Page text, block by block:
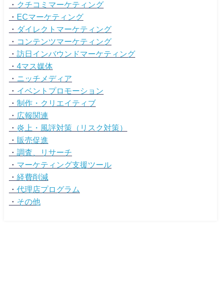
・ クチコミマーケティング
・ ECマーケティング
・ ダイレクトマーケティング
・ コンテンツマーケティング
・ 訪日インバウンドマーケティング
・ 4マス媒体
・ ニッチメディア
・ イベントプロモーション
・ 制作・クリエイティブ
・ 広報関連
・ 炎上・風評対策（リスク対策）
・ 販売促進
・ 調査、リサーチ
・ マーケティング支援ツール
・ 経費削減
・ 代理店プログラム
・ その他